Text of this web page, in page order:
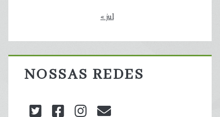
« jul
NOSSAS REDES
twitterfacebookinstagram